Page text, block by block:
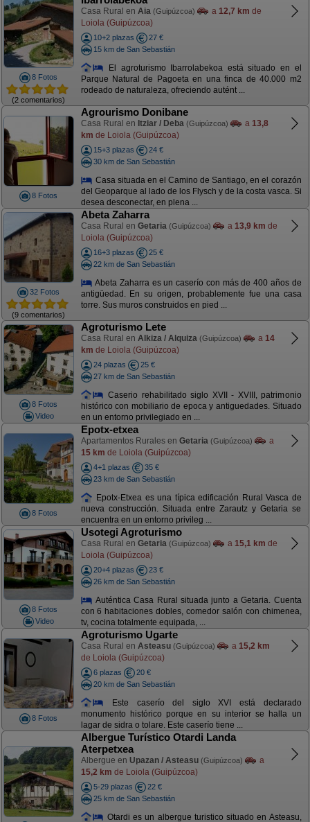
8 Fotos
(2 comentarios)
Casa Rural en Aia (Guipúzcoa) a 12,7 km de
Loiola (Guipúzcoa)
10+2 plazas
27 €
15 km de San Sebastián
El agroturismo Ibarrolabekoa está situado en el
Parque Natural de Pagoeta en una finca de 40.000 m2
rodeado de naturaleza, ofreciendo autént ...
8 Fotos
Agrourismo Donibane
Casa Rural en Itziar / Deba (Guipúzcoa) a 13,8
km de Loiola (Guipúzcoa)
15+3 plazas
24 €
30 km de San Sebastián
Casa situada en el Camino de Santiago, en el corazón
del Geoparque al lado de los Flysch y de la costa vasca. Si
desea desconectar, en plena ...
32 Fotos
(9 comentarios)
Abeta Zaharra
Casa Rural en Getaria (Guipúzcoa) a 13,9 km de
Loiola (Guipúzcoa)
16+3 plazas
25 €
22 km de San Sebastián
Abeta Zaharra es un caserío con más de 400 años de
antigüedad. En su origen, probablemente fue una casa
torre. Sus muros construidos en pied ...
8 Fotos
Video
Agroturismo Lete
Casa Rural en Alkiza / Alquiza (Guipúzcoa) a 14
km de Loiola (Guipúzcoa)
24 plazas
25 €
27 km de San Sebastián
Caserio rehabilitado siglo XVII - XVIII, patrimonio
histórico con mobiliario de epoca y antiguedades. Situado
en un entorno privilegiado en ...
8 Fotos
Epotx-etxea
Apartamentos Rurales en Getaria (Guipúzcoa)
a
15 km de Loiola (Guipúzcoa)
4+1 plazas
35 €
23 km de San Sebastián
Epotx-Etxea es una típica edificación Rural Vasca de
nueva construcción. Situada entre Zarautz y Getaria se
encuentra en un entorno privileg ...
8 Fotos
Video
Usotegi Agroturismo
Casa Rural en Getaria (Guipúzcoa) a 15,1 km de
Loiola (Guipúzcoa)
20+4 plazas
23 €
26 km de San Sebastián
Auténtica Casa Rural situada junto a Getaria. Cuenta
con 6 habitaciones dobles, comedor salón con chimenea,
tv, cocina totalmente equipada, ...
8 Fotos
Agroturismo Ugarte
Casa Rural en Asteasu (Guipúzcoa) a 15,2 km
de Loiola (Guipúzcoa)
6 plazas
20 €
20 km de San Sebastián
Este caserío del siglo XVI está declarado
monumento histórico porque en su interior se halla un
lagar de sidra o tolare. Este caserío tiene ...
Albergue Turístico Otardi Landa
Aterpetxea
Albergue en Upazan / Asteasu (Guipúzcoa)
a
15,2 km de Loiola (Guipúzcoa)
5-29 plazas
22 €
25 km de San Sebastián
Otardi es un albergue turistico situado en Asteasu,